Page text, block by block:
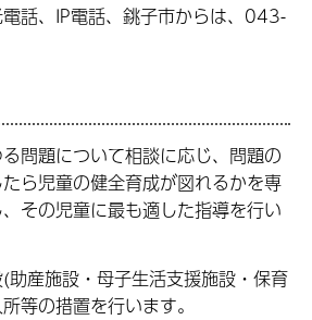
話、IP電話、銚子市からは、043-
問題について相談に応じ、問題の
ら児童の健全育成が図れるかを専
その児童に最も適した指導を行い
助産施設・母子生活支援施設・保育
等の措置を行います。